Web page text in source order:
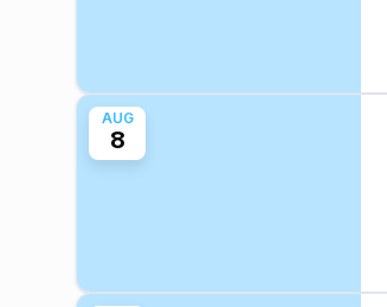
AUG
8